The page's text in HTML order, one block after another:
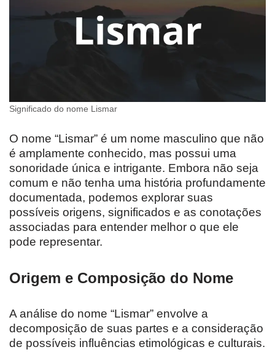
Significado do nome Lismar
O nome “Lismar” é um nome masculino que não
é amplamente conhecido, mas possui uma
sonoridade única e intrigante. Embora não seja
comum e não tenha uma história profundamente
documentada, podemos explorar suas
possíveis origens, significados e as conotações
associadas para entender melhor o que ele
pode representar.
Origem e Composição do Nome
A análise do nome “Lismar” envolve a
decomposição de suas partes e a consideração
de possíveis influências etimológicas e culturais.